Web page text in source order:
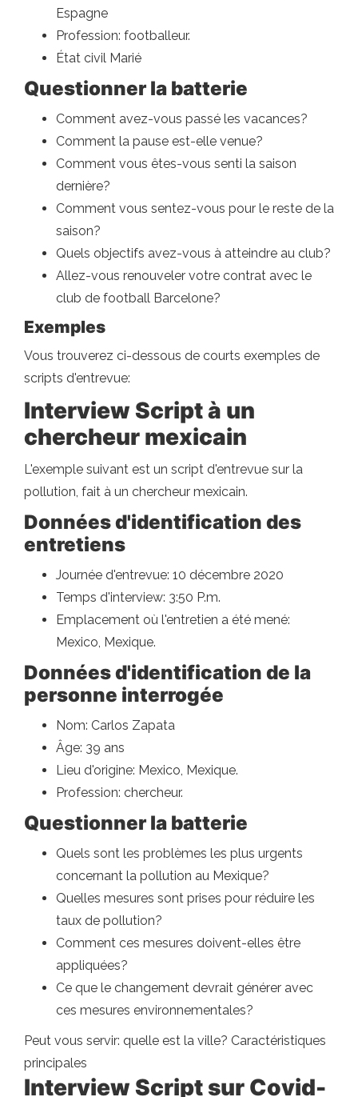
Espagne
Profession: footballeur.
État civil Marié
Questionner la batterie
Comment avez-vous passé les vacances?
Comment la pause est-elle venue?
Comment vous êtes-vous senti la saison
dernière?
Comment vous sentez-vous pour le reste de la
saison?
Quels objectifs avez-vous à atteindre au club?
Allez-vous renouveler votre contrat avec le
club de football Barcelone?
Exemples
Vous trouverez ci-dessous de courts exemples de
scripts d'entrevue:
Interview Script à un
chercheur mexicain
L'exemple suivant est un script d'entrevue sur la
pollution, fait à un chercheur mexicain.
Données d'identification des
entretiens
Journée d'entrevue: 10 décembre 2020
Temps d'interview: 3:50 P.m.
Emplacement où l'entretien a été mené:
Mexico, Mexique.
Données d'identification de la
personne interrogée
Nom: Carlos Zapata
Âge: 39 ans
Lieu d'origine: Mexico, Mexique.
Profession: chercheur.
Questionner la batterie
Quels sont les problèmes les plus urgents
concernant la pollution au Mexique?
Quelles mesures sont prises pour réduire les
taux de pollution?
Comment ces mesures doivent-elles être
appliquées?
Ce que le changement devrait générer avec
ces mesures environnementales?
Peut vous servir: quelle est la ville? Caractéristiques
principales
Interview Script sur Covid-